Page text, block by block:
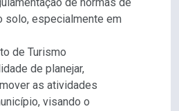
solo, especialmente em
de Turismo
de planejar,
as atividades
visando o